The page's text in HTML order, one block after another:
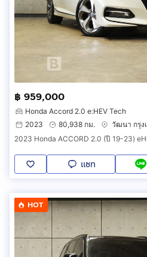
฿ 959,000
Honda Accord 2.0 e:HEV Tech
2023
80,938 กม.
วัฒนา กรุง
2023 Honda ACCORD 2.0 (ปี 19-23)
แชท
HOT